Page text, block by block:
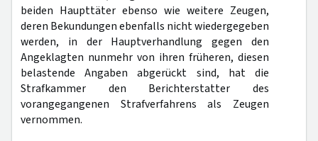
beiden Haupttäter ebenso wie weitere Zeugen,
deren Bekundungen ebenfalls nicht wiedergegeben
werden, in der Hauptverhandlung gegen den
Angeklagten nunmehr von ihren früheren, diesen
belastende Angaben abgerückt sind, hat die
Strafkammer den Berichterstatter des
vorangegangenen Strafverfahrens als Zeugen
vernommen.